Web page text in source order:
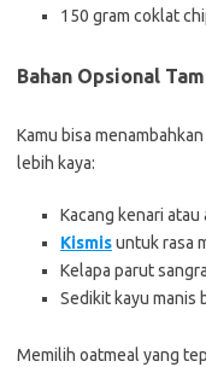
150 gram coklat
Bahan Opsional
Kamu bisa
lebih kaya:
Kacang kenari
Kismisuntuk rasa
Kelapa parut
Sedikit kayu manis
Memilih oatmeal yang